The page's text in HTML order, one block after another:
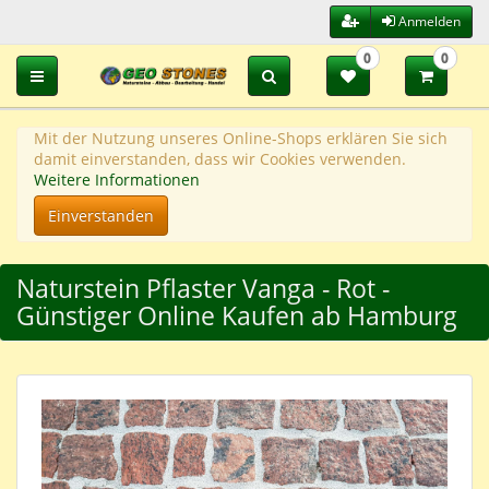
Anmelden
Toggle navigation
0 0
Mit der Nutzung unseres Online-Shops erklären Sie sich
damit einverstanden, dass wir Cookies verwenden.
Weitere Informationen
Einverstanden
Naturstein Pflaster Vanga - Rot -
Günstiger Online Kaufen ab Hamburg